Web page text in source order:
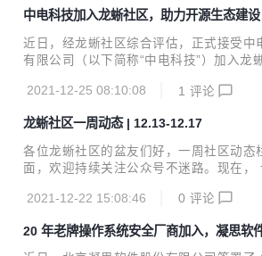
中电科技加入龙蜥社区，助力开源生态建设
近日，经龙蜥社区综合评估，正式接受中
有限公司（以下简称“中电科技”）加入龙
ution License Agreement，贡献者许可
立的高新技术企业。公司总部坐落在北京
山、天津和长沙设有分公司。 中电科技面
的核心领域、关系国家经济命脉的重要行
第三方测评为主导的信息系统质量保障服
2021-12-25 08:10:08 1 评论
龙蜥社区一周动态 | 12.13-12.17
各位龙蜥社区的盆友们好，一周社区动态
面，欢迎持续关注公众号不迷路。现在，
2021-12-22 15:08:46
0 评论
20 年老牌操作系统安全厂商加入，凝思软
国产安全长城